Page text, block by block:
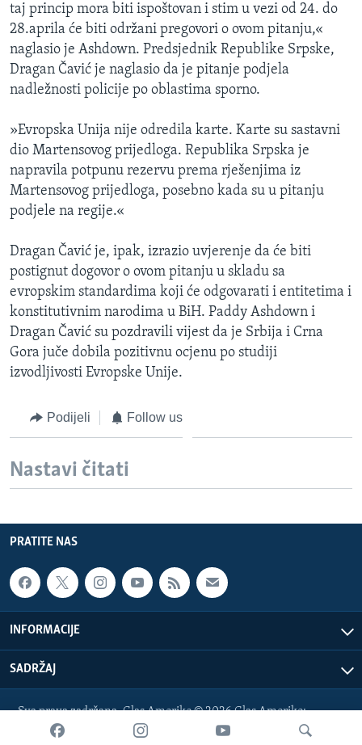
taj princip mora biti ispoštovan i stim u vezi od 24. do
28.aprila će biti održani pregovori o ovom pitanju,«
naglasio je Ashdown. Predsjednik Republike Srpske,
Dragan Čavić je naglasio da je pitanje podjela
nadležnosti policije po oblastima sporno.
»Evropska Unija nije odredila karte. Karte su sastavni
dio Martensovog prijedloga. Republika Srpska je
napravila potpunu rezervu prema rješenjima iz
Martensovog prijedloga, posebno kada su u pitanju
podjele na regije.«
Dragan Čavić je, ipak, izrazio uvjerenje da će biti
postignut dogovor o ovom pitanju u skladu sa
evropskim standardima koji će odgovarati i entitetima i
konstitutivnim narodima u BiH. Paddy Ashdown i
Dragan Čavić su pozdravili vijest da je Srbija i Crna
Gora juče dobila pozitivnu ocjenu po studiji
izvodljivosti Evropske Unije.
Podijeli Follow us
Nastavi čitati
PRATITE NAS
INFORMACIJE
SADRŽAJ
Sva prava zadržana. Glas Amerike © 2026 Glas Amerike:
bosnian-service@voanews.com